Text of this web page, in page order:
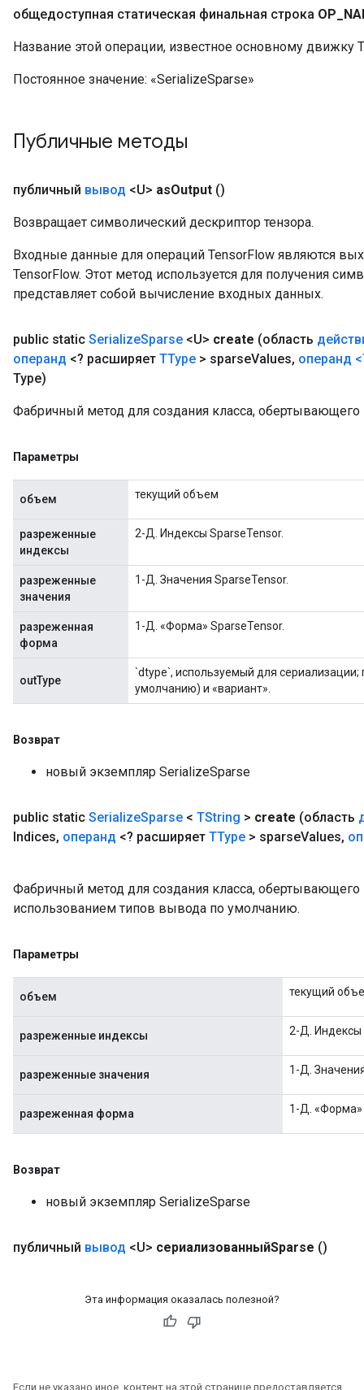
общедоступная статическая финальная строка OP
Название этой операции, известное основному движку
Постоянное значение: «SerializeSparse»
Публичные методы
публичный вывод <U> asOutput ()
Возвращает символический дескриптор тензора.
Входные данные для операций TensorFlow являются
TensorFlow. Этот метод используется для получения
представляет собой вычисление входных данных.
public static SerializeSparse <U> create (область
операнд <? расширяет TType > sparseValues, операнд
Type)
Фабричный метод для создания класса,
Параметры
объем текущий объем
разреженные
индексы
2-Д. Индексы SparseTensor.
разреженные
значения
1-Д. Значения SparseTensor.
разреженная
форма
1-Д. «Форма» SparseTensor.
outType
`dtype`, используемый для
умолчанию) и «вариант».
Возврат
новый экземпляр SerializeSparse
public static SerializeSparse < TString > create (область
Indices, операнд <? расширяет TType > sparseValues,
Фабричный метод для создания класса,
использованием типов вывода по умолчанию.
Параметры
объем текущий
разреженные индексы 2-Д. Индексы
разреженные значения 1-Д.
разреженная форма 1-Д. «Форма»
Возврат
новый экземпляр SerializeSparse
публичный вывод <U> сериализованныйSparse ()
Эта информация оказалась полезной?
Если не указано иное, контент на этой странице предоставляется